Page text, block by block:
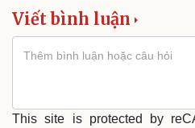
Viết bình luận
This site is protected by